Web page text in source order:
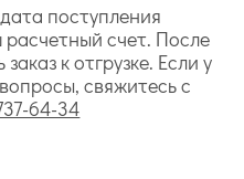
поступления
счет. После
к отгрузке. Если у
свяжитесь с
64-34